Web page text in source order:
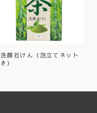
顔石けん（泡立てネット
）